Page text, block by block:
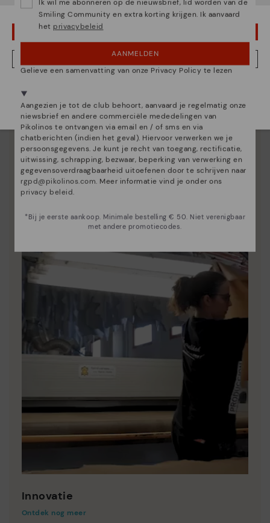
Essentie van Pikolinos
Ontdek nog meer
Sinds 1984 werken we eraan om elke schoen uniek te
maken.
Innovatie
Ontdek nog meer
OEPS! FOUTJE, IK WIL GRAAG IN VERENIGDE STATEN BLIJVEN
NEE, IK WIL DE NEDERLAND WEBSITE ZIEN
Kies de jouwe
Ik wil me abonneren op de nieuwsbrief, lid worden van de
Smiling Community en extra korting krijgen. Ik aanvaard
het privacybeleid
AANMELDEN
Gelieve een samenvatting van onze Privacy Policy te lezen
Aangezien je tot de club behoort, aanvaard je regelmatig onze
niewsbrief en andere commerciële mededelingen van
Pikolinos te ontvangen via email en / of sms en via
chatberichten (indien het geval). Hiervoor verwerken we je
persoonsgegevens. Je kunt je recht van toegang, rectificatie,
uitwissing, schrapping, bezwaar, beperking van verwerking en
gegevensoverdraagbaarheid uitoefenen door te schrijven naar
rgpd@pikolinos.com. Meer informatie vind je onder ons
privacy beleid.
*Bij je eerste aankoop. Minimale bestelling € 50. Niet verenigbaar
met andere promotiecodes.